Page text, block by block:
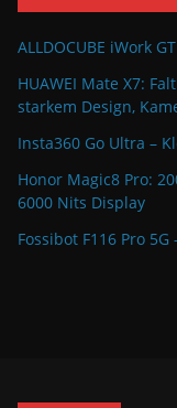
ALLDOCUBE iWork
HUAWEI Mate X7:
starkem Design,
Insta360 Go Ultra –
Honor Magic8 Pro:
6000 Nits Display
Fossibot F116 Pro